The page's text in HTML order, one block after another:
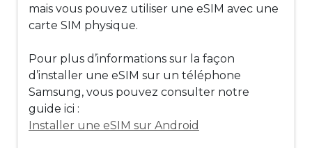
mais vous pouvez utiliser une eSIM avec une
carte SIM physique.
Pour plus d’informations sur la façon
d’installer une eSIM sur un téléphone
Samsung, vous pouvez consulter notre
guide ici :
Installer une eSIM sur Android